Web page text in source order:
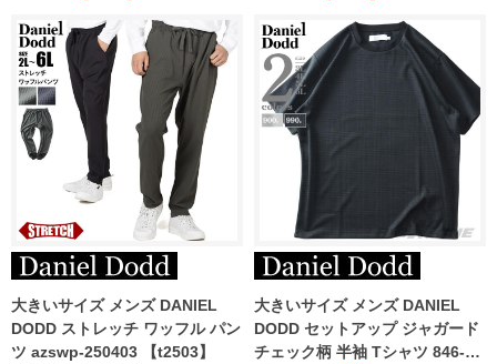
大きいサイズ メンズ DANIEL
DODD ストレッチ ワッフル パン
ツ azswp-250403 【t2503】
大きいサイズ メンズ DANIEL
DODD セットアップ ジャガード
チェック柄 半袖 Tシャツ 846-